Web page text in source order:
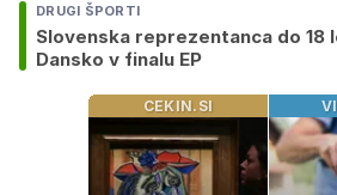
DRUGI ŠPORTI
Slovenska reprezentanca do 18
Dansko v finalu EP
CEKIN.SI